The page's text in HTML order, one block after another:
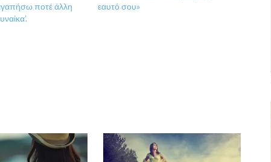
ποτέ άλλη
εαυτό σου»